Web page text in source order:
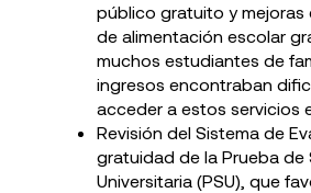
público gratuito y mejoras
de alimentación escolar
muchos estudiantes de
ingresos encontraban
acceder a estos servicios
Revisión del Sistema de
gratuidad de la Prueba de
Universitaria (PSU), que